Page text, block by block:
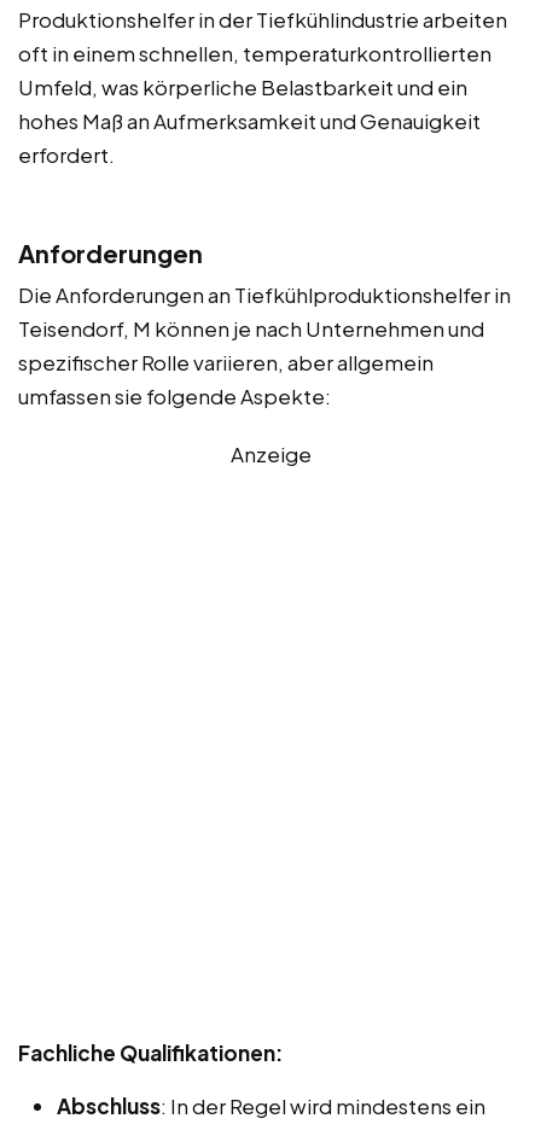
Produktionshelfer in der Tiefkühlindustrie arbeiten
oft in einem schnellen, temperaturkontrollierten
Umfeld, was körperliche Belastbarkeit und ein
hohes Maß an Aufmerksamkeit und Genauigkeit
erfordert.
Anforderungen
Die Anforderungen an Tiefkühlproduktionshelfer in
Teisendorf, M können je nach Unternehmen und
spezifischer Rolle variieren, aber allgemein
umfassen sie folgende Aspekte:
Anzeige
Fachliche Qualifikationen:
Abschluss: In der Regel wird mindestens ein